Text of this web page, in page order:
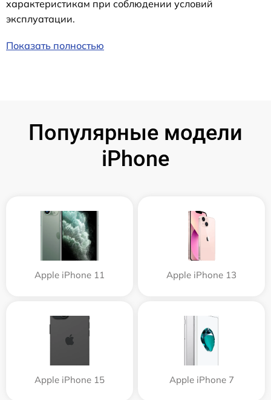
характеристикам при соблюдении условий
эксплуатации.
Показать полностью
Популярные модели
iPhone
Apple iPhone 11 Apple iPhone 13
Apple iPhone 15 Apple iPhone 7